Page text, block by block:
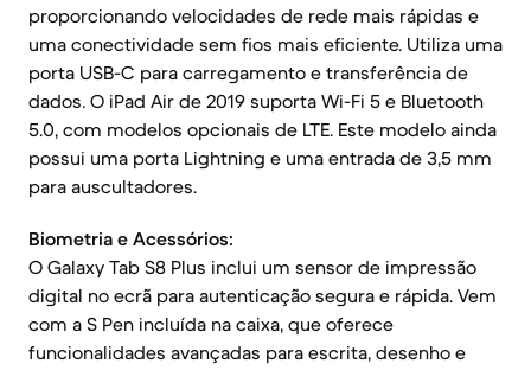
proporcionando velocidades de rede mais rápidas e
uma conectividade sem fios mais eficiente. Utiliza uma
porta USB-C para carregamento e transferência de
dados. O iPad Air de 2019 suporta Wi-Fi 5 e Bluetooth
5.0, com modelos opcionais de LTE. Este modelo ainda
possui uma porta Lightning e uma entrada de 3,5 mm
para auscultadores.
Biometria e Acessórios:
O Galaxy Tab S8 Plus inclui um sensor de impressão
digital no ecrã para autenticação segura e rápida. Vem
com a S Pen incluída na caixa, que oferece
funcionalidades avançadas para escrita, desenho e